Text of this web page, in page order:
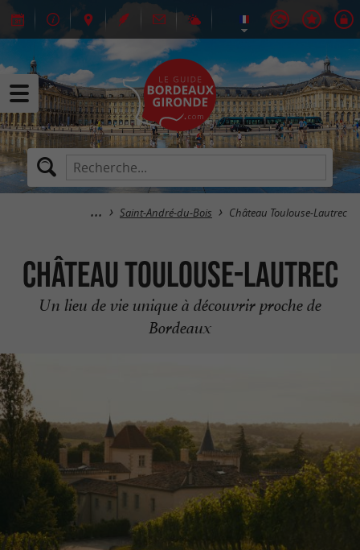
Saint-André-du-Bois Château Toulouse-Lautrec
Château Toulouse-Lautrec
Un lieu de vie unique à découvrir proche de
Bordeaux